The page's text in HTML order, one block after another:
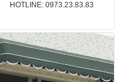
HOTLINE: 0973.23.83.83